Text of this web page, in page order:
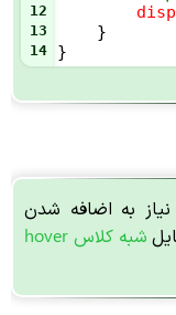
12
13
    }
14 }
نیاز به اضافه شدن
شبه کلاس hover